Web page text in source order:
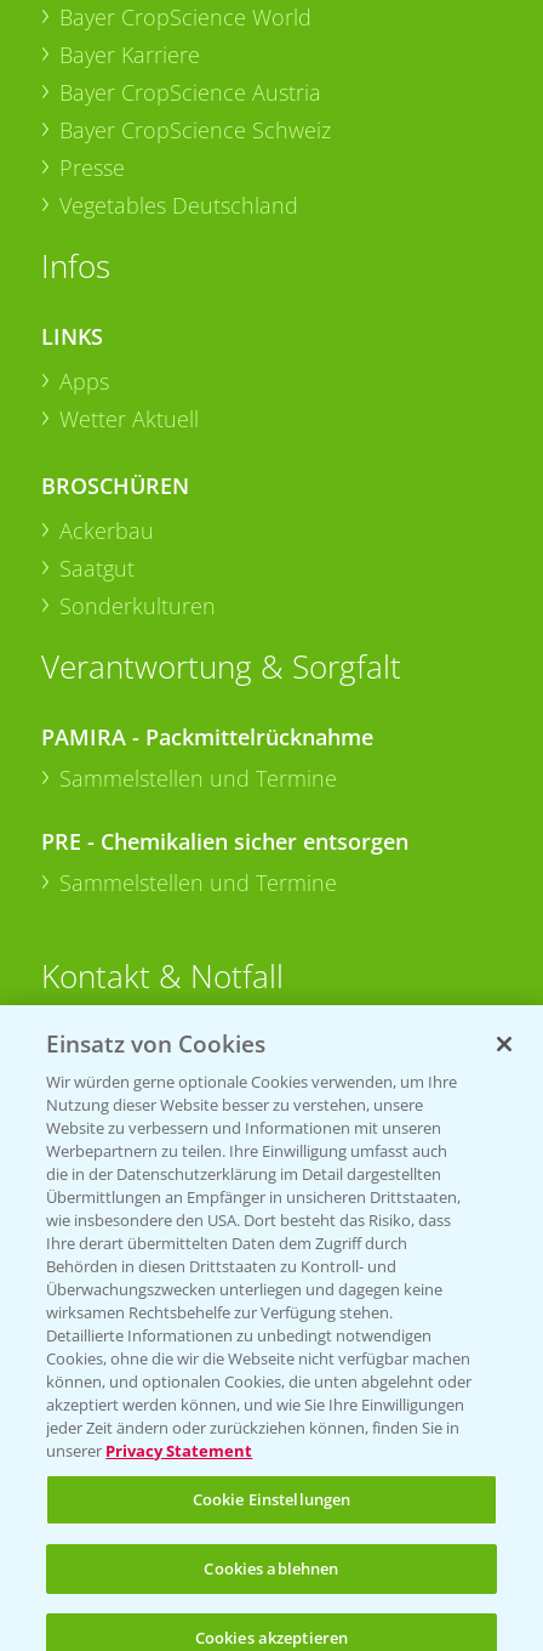
Bayer CropScience World
Bayer Karriere
Bayer CropScience Austria
Bayer CropScience Schweiz
Presse
Vegetables Deutschland
Infos
LINKS
Apps
Wetter Aktuell
BROSCHÜREN
Ackerbau
Saatgut
Sonderkulturen
Verantwortung & Sorgfalt
PAMIRA - Packmittelrücknahme
Sammelstellen und Termine
PRE - Chemikalien sicher entsorgen
Sammelstellen und Termine
Kontakt & Notfall
Beratung auf WhatsApp
T.+49 (0)174 346 564 1
KONTAKT
Hilfe in Notfällen
T.+49 (0)214/30-20220
Folgen Sie uns
Einsatz von Cookies
Wir würden gerne optionale Cookies verwenden, um Ihre
Nutzung dieser Website besser zu verstehen, unsere
Website zu verbessern und Informationen mit unseren
Werbepartnern zu teilen. Ihre Einwilligung umfasst auch
die in der Datenschutzerklärung im Detail dargestellten
Übermittlungen an Empfänger in unsicheren Drittstaaten,
wie insbesondere den USA. Dort besteht das Risiko, dass
Ihre derart übermittelten Daten dem Zugriff durch
Behörden in diesen Drittstaaten zu Kontroll- und
Überwachungszwecken unterliegen und dagegen keine
wirksamen Rechtsbehelfe zur Verfügung stehen.
Detaillierte Informationen zu unbedingt notwendigen
Cookies, ohne die wir die Webseite nicht verfügbar machen
können, und optionalen Cookies, die unten abgelehnt oder
akzeptiert werden können, und wie Sie Ihre Einwilligungen
jeder Zeit ändern oder zurückziehen können, finden Sie in
unserer Privacy Statement
Cookie Einstellungen
Cookies ablehnen
Cookies akzeptieren